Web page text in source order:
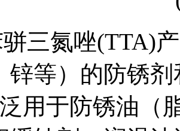
三氮唑(TTA)
锌等）的防锈
用于防锈油（